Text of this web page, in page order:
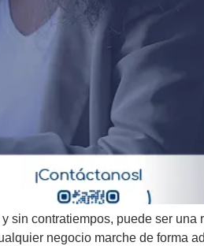
sin contratiempos, puede ser
negocio marche de forma